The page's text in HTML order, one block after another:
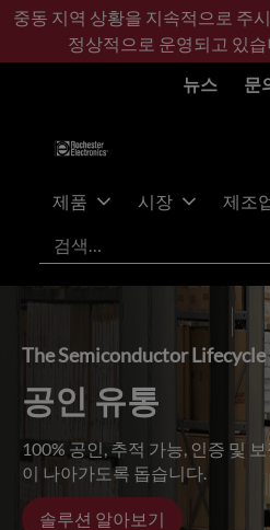
기
콘
바
글
중동 지역 상황을 지속적으로 주
정상적으로 운영되고 있
뉴스
문
제품 시장 제조
검색
The Semiconductor
공인 유통
100% 공인, 추적 가능, 인증 및
이 나아가도록 돕습니다.
솔루션 알아보기